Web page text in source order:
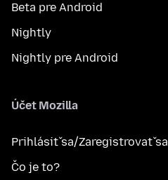
Beta pre Android
Nightly
Nightly pre Android
Účet Mozilla
Prihlásiť sa/Zaregistrovať sa
Čo je to?